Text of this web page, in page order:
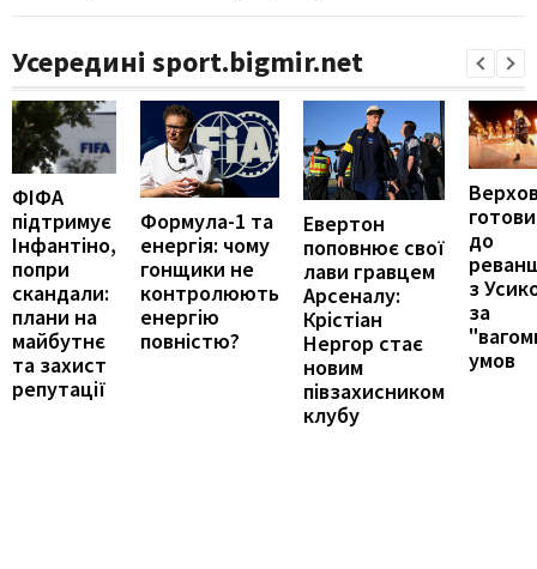
Усередині sport.bigmir.net
ФІФА
підтримує
Інфантіно,
попри
скандали:
плани на
майбутнє
та захист
репутації
Формула-1 та
енергія: чому
гонщики не
контролюють
енергію
повністю?
Евертон
поповнює свої
лави гравцем
Арсеналу:
Крістіан
Нергор стає
новим
півзахисником
клубу
до
з
за
умов